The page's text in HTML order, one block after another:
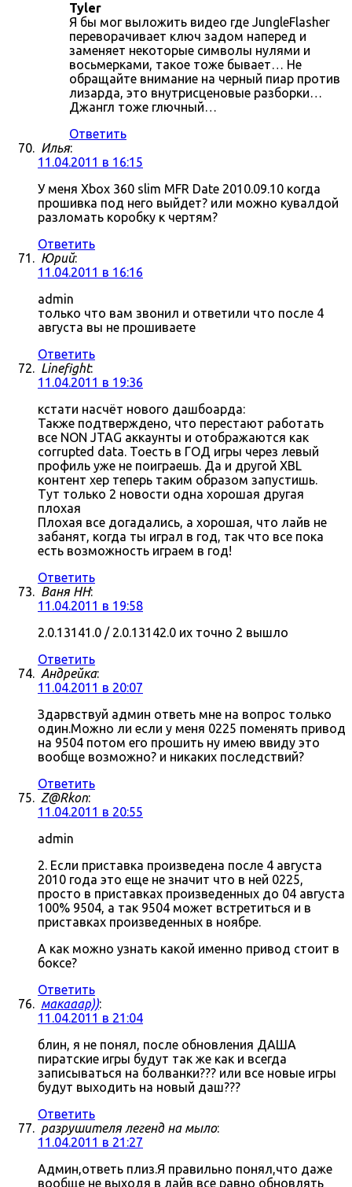
Tyler
Я бы мог выложить видео где JungleFlasher
переворачивает ключ задом наперед и
заменяет некоторые символы нулями и
восьмерками, такое тоже бывает… Не
обращайте внимание на черный пиар против
лизарда, это внутрисценовые разборки…
Джангл тоже глючный…
Ответить
Илья:
11.04.2011 в 16:15
У меня Xbox 360 slim MFR Date 2010.09.10 когда
прошивка под него выйдет? или можно кувалдой
разломать коробку к чертям?
Ответить
Юрий:
11.04.2011 в 16:16
admin
только что вам звонил и ответили что после 4
августа вы не прошиваете
Ответить
Linefight:
11.04.2011 в 19:36
кстати насчёт нового дашбоарда:
Также подтверждено, что перестают работать
все NON JTAG аккаунты и отображаются как
corrupted data. Тоесть в ГОД игры через левый
профиль уже не поиграешь. Да и другой XBL
контент хер теперь таким образом запустишь.
Тут только 2 новости одна хорошая другая
плохая
Плохая все догадались, а хорошая, что лайв не
забанят, когда ты играл в год, так что все пока
есть возможность играем в год!
Ответить
Ваня НН:
11.04.2011 в 19:58
2.0.13141.0 / 2.0.13142.0 их точно 2 вышло
Ответить
Андрейка:
11.04.2011 в 20:07
Здарвствуй админ ответь мне на вопрос только
один.Можно ли если у меня 0225 поменять привод
на 9504 потом его прошить ну имею ввиду это
вообще возможно? и никаких последствий?
Ответить
Z@Rkon:
11.04.2011 в 20:55
admin
2. Если приставка произведена после 4 августа
2010 года это еще не значит что в ней 0225,
просто в приставках произведенных до 04 августа
100% 9504, а так 9504 может встретиться и в
приставках произведенных в ноябре.
А как можно узнать какой именно привод стоит в
боксе?
Ответить
макааар)):
11.04.2011 в 21:04
блин, я не понял, после обновления ДАША
пиратские игры будут так же как и всегда
записываться на болванки??? или все новые игры
будут выходить на новый даш???
Ответить
разрушителя легенд на мыло:
11.04.2011 в 21:27
Админ,ответь плиз.Я правильно понял,что даже
вообще не выходя в лайв все равно обновлять